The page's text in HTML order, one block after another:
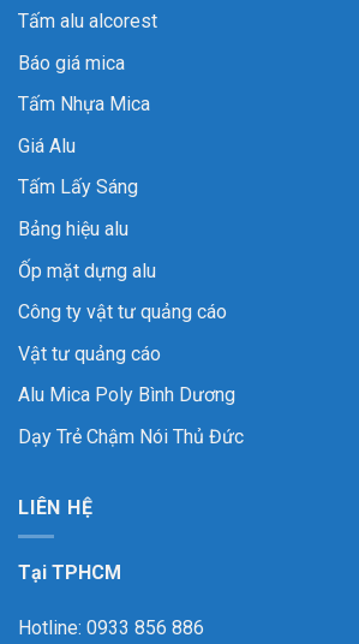
Tấm alu alcorest
Báo giá mica
Tấm Nhựa Mica
Giá Alu
Tấm Lấy Sáng
Bảng hiệu alu
Ốp mặt dựng alu
Công ty vật tư quảng cáo
Vật tư quảng cáo
Alu Mica Poly Bình Dương
Dạy Trẻ Chậm Nói Thủ Đức
LIÊN HỆ
Tại TPHCM
Hotline: 0933 856 886